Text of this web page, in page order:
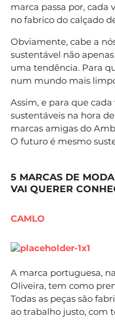
marca passa por, cada
no fabrico do calçado
Obviamente, cabe a
sustentável não
uma tendência. Para
num mundo mais
Assim, e para que
sustentáveis na hora
marcas amigas do
O futuro é mesmo
5 MARCAS DE
VAI QUERER
CAMLO
A marca portuguesa,
Oliveira, tem como
Todas as peças são
ao trabalho justo, com